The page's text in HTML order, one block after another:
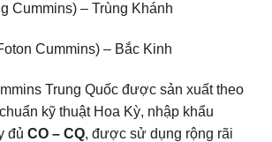
Cummins) – Trùng Khánh
Cummins) – Bắc Kinh
Trung Quốc được sản xuất theo
kỹ thuật Hoa Kỳ, nhập khẩu
đủ CO – CQ, được sử dụng rộng rãi